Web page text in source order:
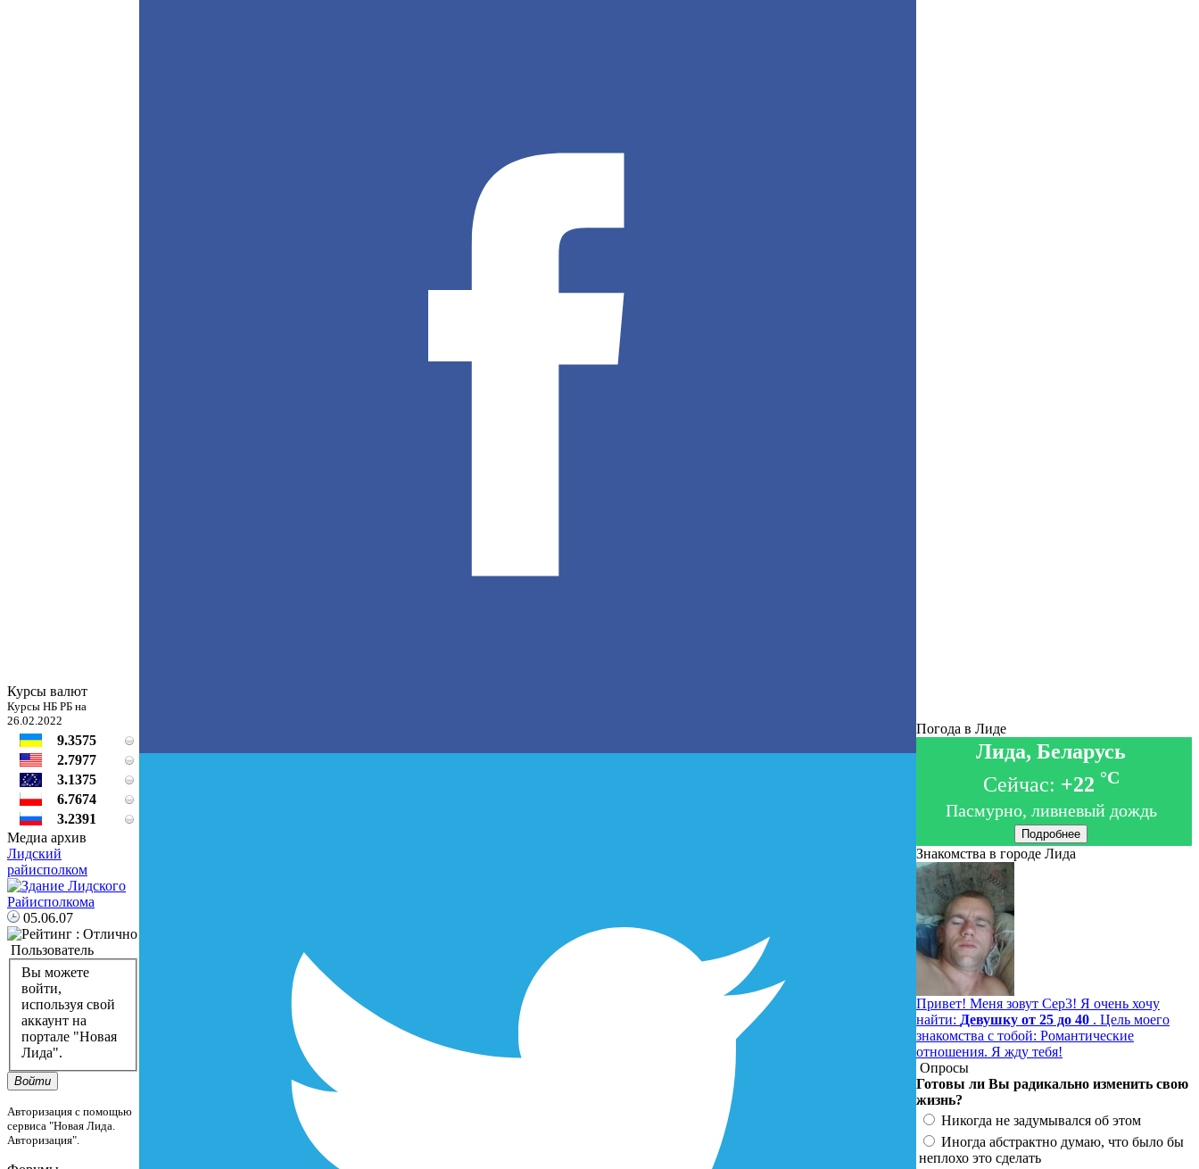
Курсы валют
Курсы НБ РБ на
26.02.2022
9.3575
2.7977
3.1375
6.7674
3.2391
Медиа архив
Лидский
райисполком
05.06.07
Пользователь
Вы можете
войти,
используя свой
аккаунт на
портале "Новая
Лида".
Войти
Авторизация с помощью
сервиса "Новая Лида.
Авторизация".
Погода в Лиде
Лида, Беларусь
Сейчас: +22 °C
Пасмурно, ливневый дождь
Подробнее
Знакомства в городе Лида
Привет! Меня зовут Сер3! Я очень хочу
найти: Девушку от 25 до 40 . Цель моего
знакомства с тобой: Романтические
отношения. Я жду тебя!
Опросы
Готовы ли Вы радикально изменить свою
жизнь?
Никогда не задумывался об этом
Иногда абстрактно думаю, что было бы
неплохо это сделать